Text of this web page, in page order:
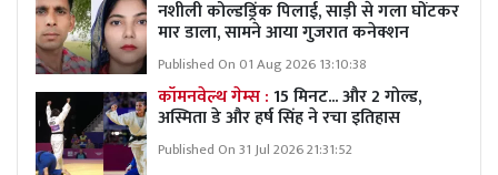
नशीली कोल्डड्रिंक पिलाई, साड़ी से गला घोंटकर
मार डाला, सामने आया गुजरात कनेक्शन
Published On 01 Aug 2026 13:10:38
कॉमनवेल्थ गेम्स :15 मिनट... और 2 गोल्ड,
अस्मिता डे और हर्ष सिंह ने रचा इतिहास
Published On 31 Jul 2026 21:31:52